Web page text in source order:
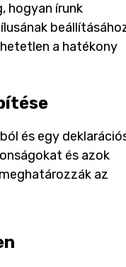
hogyan írunk
a hatékony
és egy
és azok
az